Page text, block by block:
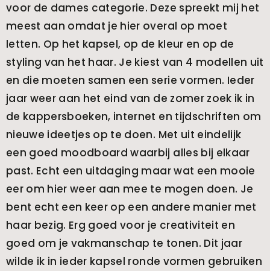
voor de dames categorie. Deze spreekt mij het
meest aan omdat je hier overal op moet
letten. Op het kapsel, op de kleur en op de
styling van het haar. Je kiest van 4 modellen uit
en die moeten samen een serie vormen. Ieder
jaar weer aan het eind van de zomer zoek ik in
de kappersboeken, internet en tijdschriften om
nieuwe ideetjes op te doen. Met uit eindelijk
een goed moodboard waarbij alles bij elkaar
past. Echt een uitdaging maar wat een mooie
eer om hier weer aan mee te mogen doen. Je
bent echt een keer op een andere manier met
haar bezig. Erg goed voor je creativiteit en
goed om je vakmanschap te tonen. Dit jaar
wilde ik in ieder kapsel ronde vormen gebruiken